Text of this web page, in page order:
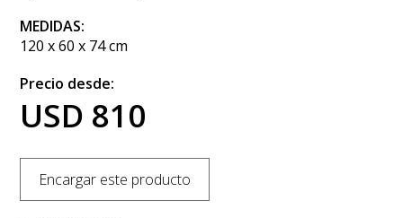
MEDIDAS:
120 x 60 x 74 cm
Precio desde:
USD 810
Encargar este producto